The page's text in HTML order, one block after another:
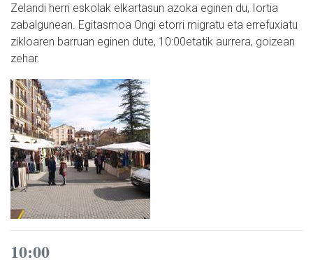
Zelandi herri eskolak elkartasun azoka eginen du, Iortia
zabalgunean. Egitasmoa Ongi etorri migratu eta errefuxiatu
zikloaren barruan eginen dute, 10:00etatik aurrera, goizean
zehar.
10:00